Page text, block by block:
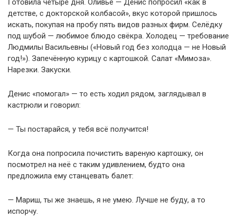
Готовила четыре дня. Оливье — Денис попросил «как в
детстве, с докторской колбасой», вкус которой пришлось
искать, покупая на пробу пять видов разных фирм. Селёдку
под шубой — любимое блюдо свёкра. Холодец — требование
Людмилы Васильевны («Новый год без холодца — не Новый
год!»). Запечённую курицу с картошкой. Салат «Мимоза».
Нарезки. Закуски.
Денис «помогал» — то есть ходил рядом, заглядывал в
кастрюли и говорил:
— Ты постарайся, у тебя всё получится!
Когда она попросила почистить вареную картошку, он
посмотрел на неё с таким удивлением, будто она
предложила ему станцевать балет:
— Мариш, ты же знаешь, я не умею. Лучше не буду, а то
испорчу.